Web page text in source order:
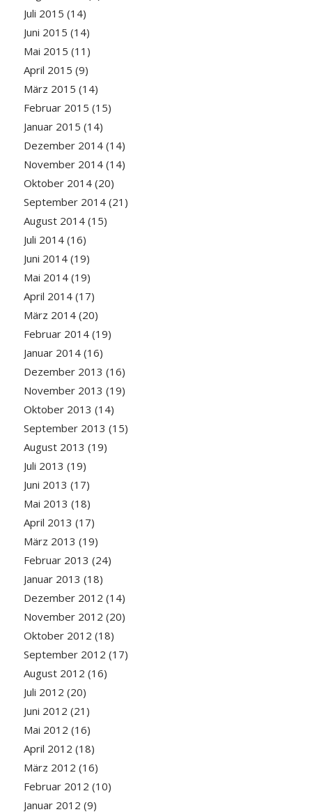
Juli 2015 (14)
Juni 2015 (14)
Mai 2015 (11)
April 2015 (9)
März 2015 (14)
Februar 2015 (15)
Januar 2015 (14)
Dezember 2014(14)
November 2014(14)
Oktober 2014(20)
September 2014(21)
August 2014(15)
Juli 2014(16)
Juni 2014(19)
Mai 2014(19)
April 2014(17)
März 2014(20)
Februar 2014(19)
Januar 2014(16)
Dezember 2013 (16)
November 2013 (19)
Oktober 2013 (14)
September 2013 (15)
August 2013 (19)
Juli 2013 (19)
Juni 2013 (17)
Mai 2013 (18)
April 2013 (17)
März 2013 (19)
Februar 2013 (24)
Januar 2013 (18)
Dezember 2012 (14)
November 2012 (20)
Oktober 2012 (18)
September 2012 (17)
August 2012 (16)
Juli 2012 (20)
Juni 2012 (21)
Mai 2012 (16)
April 2012 (18)
März 2012 (16)
Februar 2012 (10)
Januar 2012 (9)